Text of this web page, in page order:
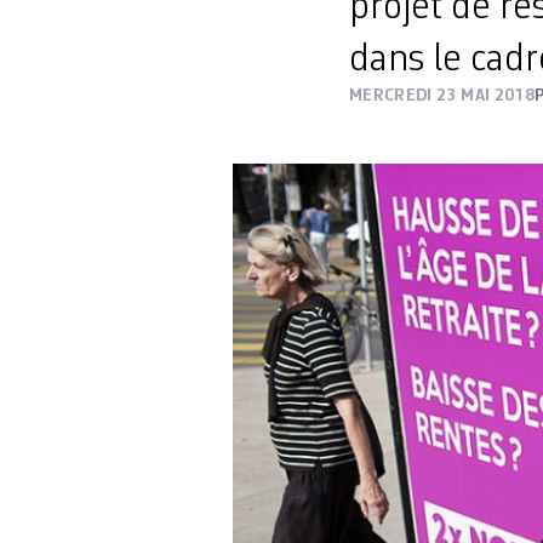
projet de
dans le
MERCREDI 23 MAI 2018